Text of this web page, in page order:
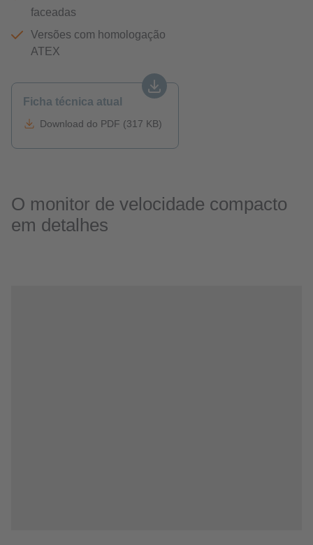
faceadas
Versões com homologação
ATEX
Ficha técnica atual
Download do PDF (317 KB)
O monitor de velocidade compacto
em detalhes